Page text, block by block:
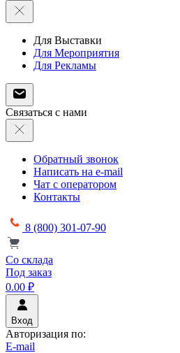
Для Выставки
Для Мероприятия
Для Рекламы
Связаться с нами
Обратный звонок
Написать на e-mail
Чат с оператором
Контакты
8 (800) 301-07-90
Со склада
Под заказ
0.00 ₽
Вход
Авторизация по:
E-mail